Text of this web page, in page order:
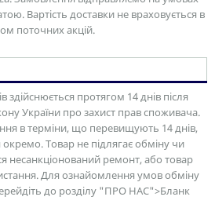
Вартість доставки не враховується в
поточних акцій.
здійснюється протягом 14 днів після
України про захист прав споживача.
в терміни, що перевищують 14 днів,
Товар не підлягає обміну чи
несанкціонований ремонт, або товар
Для ознайомлення умов обміну
до розділу "ПРО НАС">Бланк